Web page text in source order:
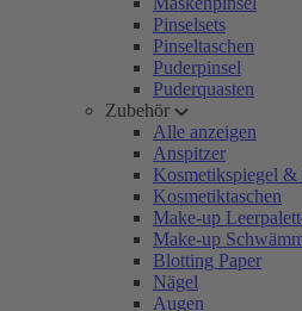
Pinselsets
Pinseltaschen
Puderpinsel
Puderquasten
Zubehör
Alle anzeigen
Anspitzer
Kosmetikspiegel &
Kosmetiktaschen
Make-up
Make-up
Blotting Paper
Nägel
Augen